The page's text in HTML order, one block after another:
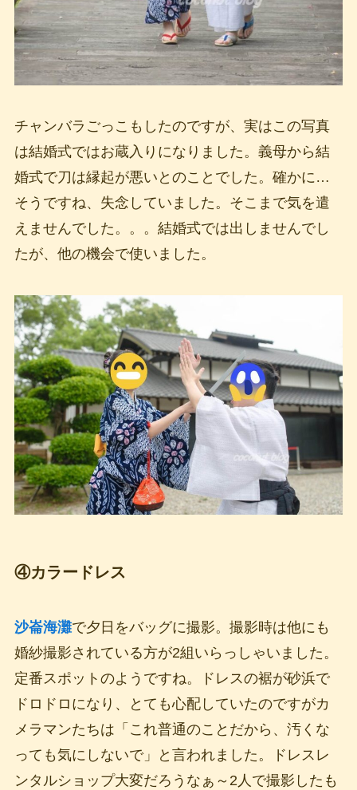
チャンバラごっこもしたのですが、実はこの写真
は結婚式ではお蔵入りになりました。義母から結
婚式で刀は縁起が悪いとのことでした。確かに…
そうですね、失念していました。そこまで気を遣
えませんでした。。。結婚式では出しませんでし
たが、他の機会で使いました。
④カラードレス
沙崙海灘で夕日をバッグに撮影。撮影時は他にも
婚紗撮影されている方が2組いらっしゃいました。
定番スポットのようですね。ドレスの裾が砂浜で
ドロドロになり、とても心配していたのですがカ
メラマンたちは「これ普通のことだから、汚くな
っても気にしないで」と言われました。ドレスレ
ンタルショップ大変だろうなぁ～2人で撮影したも